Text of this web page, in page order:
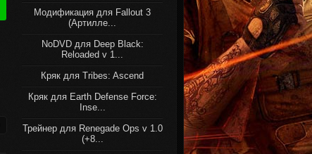
Модификация для Fallout 3
(Артилле...
NoDVD для Deep Black:
Reloaded v 1...
Кряк для Tribes: Ascend
Кряк для Earth Defense Force:
Inse...
Трейнер для Renegade Ops v 1.0
(+8...